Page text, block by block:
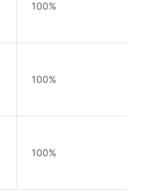
100%
100%
100%